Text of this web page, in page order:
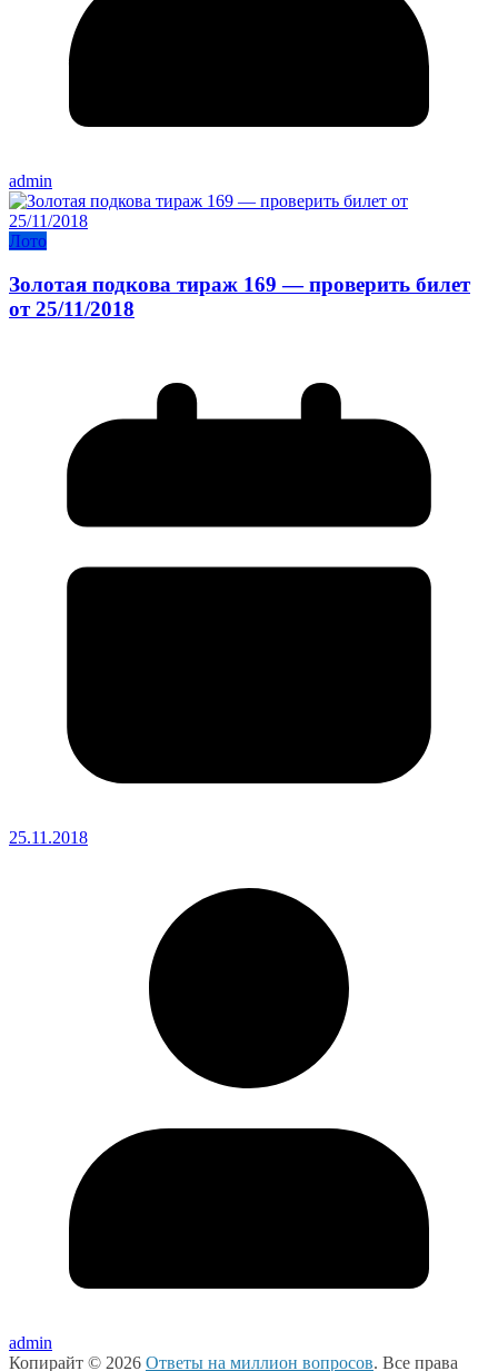
admin
Лото
Золотая подкова тираж 169 — проверить билет
от 25/11/2018
25.11.2018
admin
Копирайт © 2026 Ответы на миллион вопросов. Все права